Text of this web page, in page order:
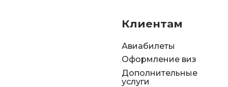
Клиентам
Авиабилеты
Оформление виз
Дополнительные
услуги